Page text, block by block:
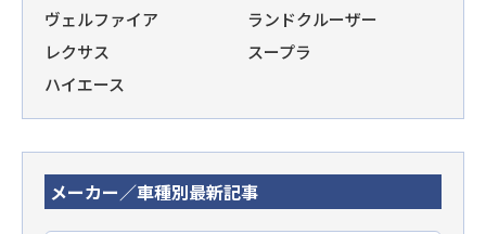
ヴェルファイア
ランドクルーザー
レクサス
スープラ
ハイエース
メーカー／車種別最新記事